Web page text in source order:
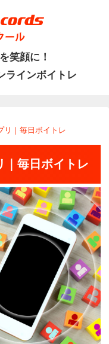
笑顔に！
リ｜毎日ボイトレ
｜毎日ボイトレ